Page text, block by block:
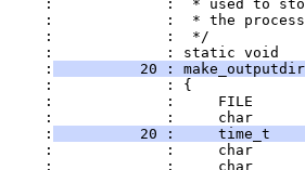
:             :  * used to
:             :  * the
:             :  */
:             : static void
:
20 :
:             : {
:             :     FILE
:             :     char
:
20 :     time_t
:             :     char
:             :     char